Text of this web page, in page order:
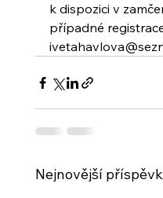
k dispozici v
případné
Nejnovější